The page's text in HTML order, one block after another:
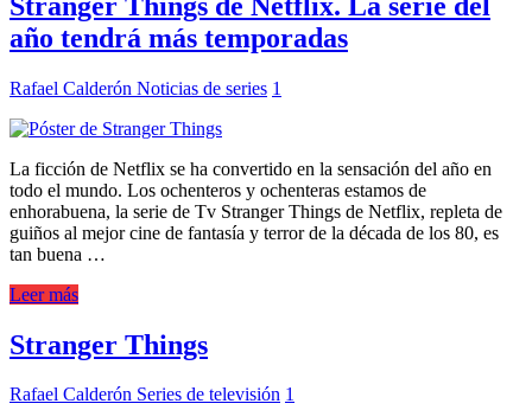
año tendrá más temporadas
Rafael Calderón Noticias de series 1
La ficción de Netflix se ha convertido en la sensación del año en
todo el mundo. Los ochenteros y ochenteras estamos de
enhorabuena, la serie de Tv Stranger Things de Netflix, repleta de
guiños al mejor cine de fantasía y terror de la década de los 80, es
tan buena …
Leer más
Stranger Things
Rafael Calderón Series de televisión 1